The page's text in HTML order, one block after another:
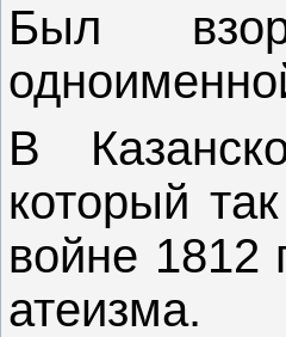
Был
В
который
войне 1812
атеизма.